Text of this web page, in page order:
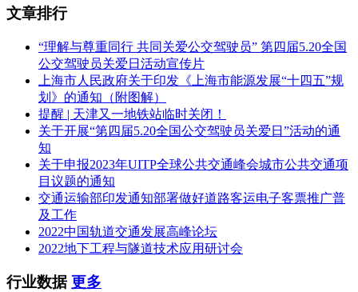
文章排行
“理解与尊重同行 共同关爱公交驾驶员” 第四届5.20全国
公交驾驶员关爱日活动宣传片
上海市人民政府关于印发《上海市能源发展“十四五”规
划》的通知（附图解）
提醒 | 天津又一地铁站临时关闭！
关于开展“第四届5.20全国公交驾驶员关爱日”活动的通
知
关于申报2023年UITP全球公共交通峰会城市公共交通项
目议题的通知
交通运输部印发通知部署做好道路客运电子客票推广普
及工作
2022中国轨道交通发展高峰论坛
2022地下工程与隧道技术应用研讨会
行业数据更多